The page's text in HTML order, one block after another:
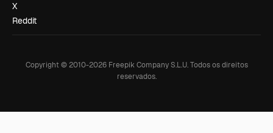
X
Reddit
Copyright © 2010-2026Freepik Company S.L.U. Todos os direitos
reservados.